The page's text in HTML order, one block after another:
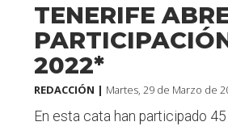
TENERIFE
2022*
REDACCIÓN | Martes, 29 de Marzo de
En esta cata han participado